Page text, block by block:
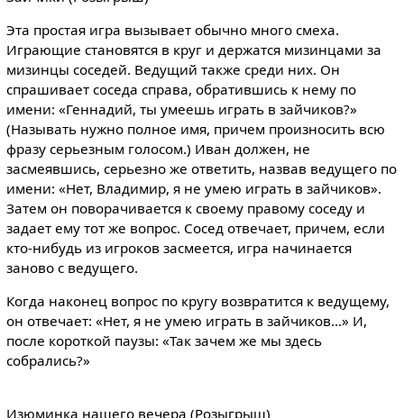
Эта простая игра вызывает обычно много смеха.
Играющие становятся в круг и держатся мизинцами за
мизинцы соседей. Ведущий также среди них. Он
спрашивает соседа справа, обратившись к нему по
имени: «Геннадий, ты умеешь играть в зайчиков?»
(Называть нужно полное имя, причем произносить всю
фразу серьезным голосом.) Иван должен, не
засмеявшись, серьезно же ответить, назвав ведущего по
имени: «Нет, Владимир, я не умею играть в зайчиков».
Затем он поворачивается к своему правому соседу и
задает ему тот же вопрос. Сосед отвечает, причем, если
кто-нибудь из игроков засмеется, игра начинается
заново с ведущего.
Когда наконец вопрос по кругу возвратится к ведущему,
он отвечает: «Нет, я не умею играть в зайчиков…» И,
после короткой паузы: «Так зачем же мы здесь
собрались?»
Изюминка нашего вечера (Розыгрыш)